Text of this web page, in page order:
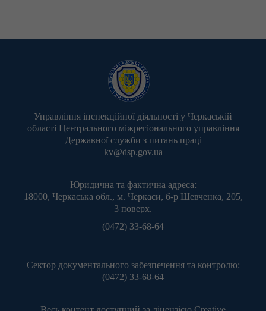
Управління інспекційної діяльності у Черкаській
області Центрального міжрегіонального управління
Державної служби з питань праці
kv@dsp.gov.ua
Юридична та фактична адреса:
18000, Черкаська обл., м. Черкаси, б-р Шевченка, 205,
3 поверх.
(0472) 33-68-64
Сектор документального забезпечення та контролю:
(0472) 33-68-64